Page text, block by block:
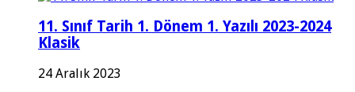
11. Sınıf Tarih 1. Dönem 1. Yazılı 2023-2024
Klasik
24 Aralık 2023